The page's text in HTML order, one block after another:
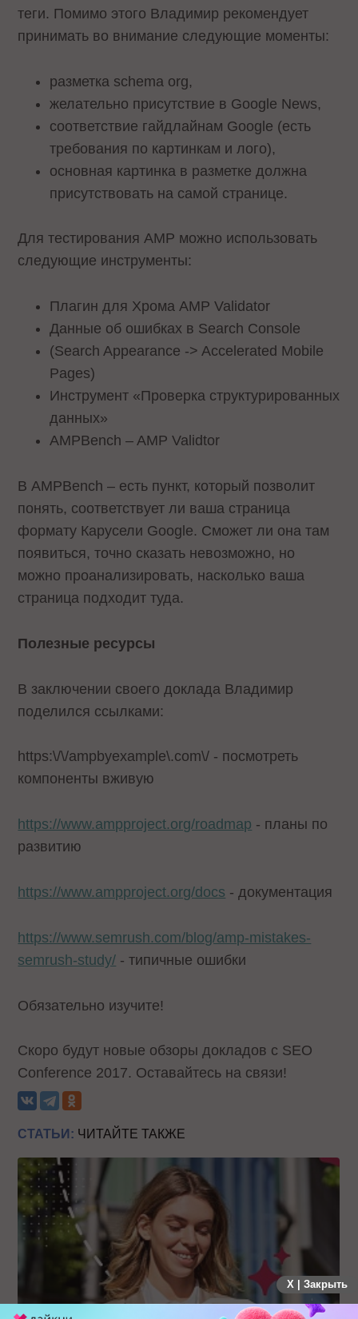
теги. Помимо этого Владимир рекомендует
принимать во внимание следующие моменты:
разметка schema org,
желательно присутствие в Google News,
соответствие гайдлайнам Google (есть
требования по картинкам и лого),
основная картинка в разметке должна
присутствовать на самой странице.
Для тестирования AMP можно использовать
следующие инструменты:
Плагин для Хрома AMP Validator
Данные об ошибках в Search Console
(Search Appearance -> Accelerated Mobile
Pages)
Инструмент «Проверка структурированных
данных»
AMPBench – AMP Validtor
В AMPBench – есть пункт, который позволит
понять, соответствует ли ваша страница
формату Карусели Google. Сможет ли она там
появиться, точно сказать невозможно, но
можно проанализировать, насколько ваша
страница подходит туда.
Полезные ресурсы
В заключении своего доклада Владимир
поделился ссылками:
https:\/\/ampbyexample\.com\/ - посмотреть
компоненты вживую
https://www.ampproject.org/roadmap - планы по
развитию
https://www.ampproject.org/docs - документация
https://www.semrush.com/blog/amp-mistakes-
semrush-study/ - типичные ошибки
Обязательно изучите!
Скоро будут новые обзоры докладов с SEO
Conference 2017. Оставайтесь на связи!
СТАТЬИ: ЧИТАЙТЕ ТАКЖЕ
X | Закрыть